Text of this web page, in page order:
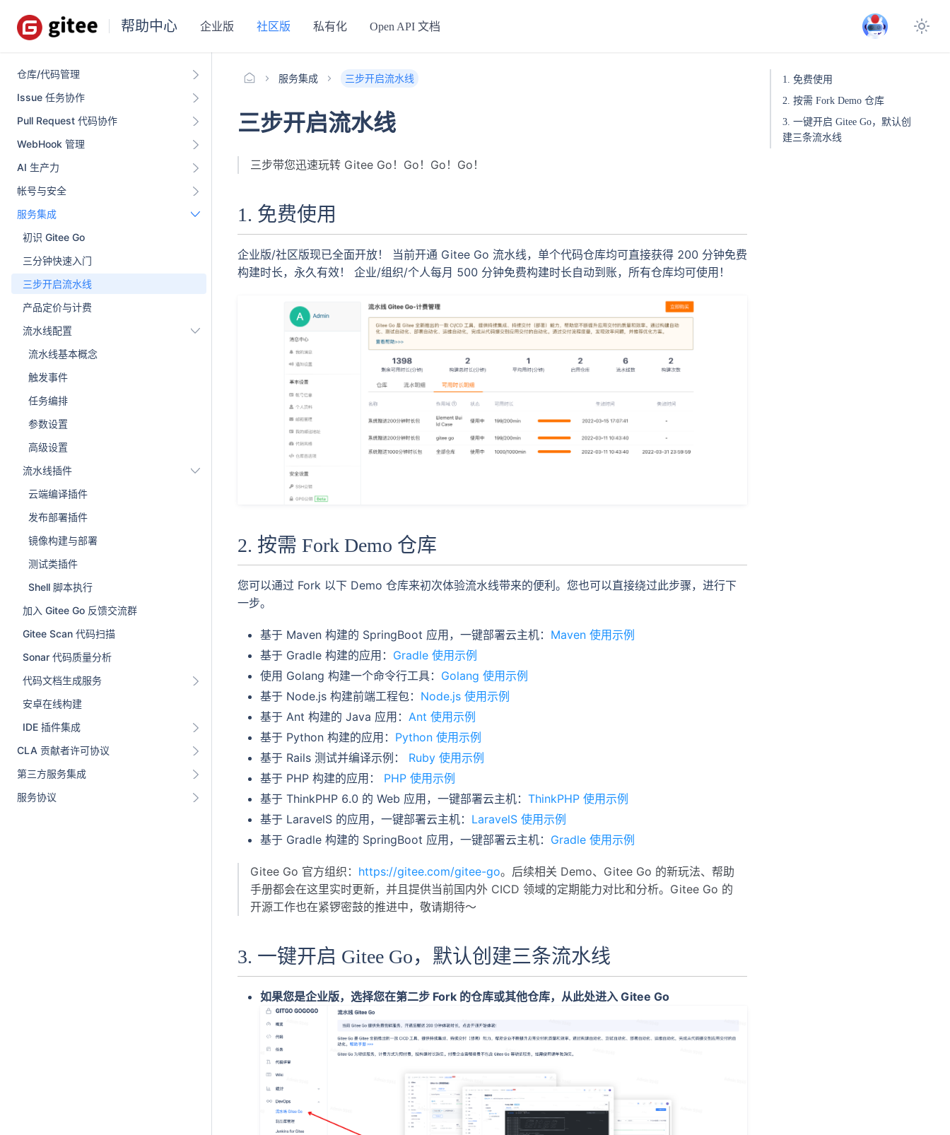
帮助中心 企业版 社区版 私有化 Open API 文档
仓库/代码管理
Issue 任务协作
Pull Request 代码协作
WebHook 管理
AI 生产力
帐号与安全
服务集成
初识 Gitee Go
三分钟快速入门
三步开启流水线
产品定价与计费
流水线配置
流水线基本概念
触发事件
任务编排
参数设置
高级设置
流水线插件
云端编译插件
发布部署插件
镜像构建与部署
测试类插件
Shell 脚本执行
加入 Gitee Go 反馈交流群
Gitee Scan 代码扫描
Sonar 代码质量分析
代码文档生成服务
安卓在线构建
IDE 插件集成
CLA 贡献者许可协议
第三方服务集成
服务协议
服务集成 三步开启流水线
三步开启流水线
三步带您迅速玩转 Gitee Go！Go！Go！Go！
1. 免费使用
企业版/社区版现已全面开放！ 当前开通 Gitee Go 流水线，单个代码仓库均可直接获得 200 分钟免费
构建时长，永久有效！ 企业/组织/个人每月 500 分钟免费构建时长自动到账，所有仓库均可使用！
2. 按需 Fork Demo 仓库
您可以通过 Fork 以下 Demo 仓库来初次体验流水线带来的便利。您也可以直接绕过此步骤，进行下
一步。
基于 Maven 构建的 SpringBoot 应用，一键部署云主机： Maven 使用示例
基于 Gradle 构建的应用： Gradle 使用示例
使用 Golang 构建一个命令行工具： Golang 使用示例
基于 Node.js 构建前端工程包： Node.js 使用示例
基于 Ant 构建的 Java 应用： Ant 使用示例
基于 Python 构建的应用： Python 使用示例
基于 Rails 测试并编译示例： Ruby 使用示例
基于 PHP 构建的应用： PHP 使用示例
基于 ThinkPHP 6.0 的 Web 应用，一键部署云主机： ThinkPHP 使用示例
基于 LaravelS 的应用，一键部署云主机： LaravelS 使用示例
基于 Gradle 构建的 SpringBoot 应用，一键部署云主机： Gradle 使用示例
Gitee Go 官方组织： https://gitee.com/gitee-go。后续相关 Demo、Gitee Go 的新玩法、帮助
手册都会在这里实时更新，并且提供当前国内外 CICD 领域的定期能力对比和分析。Gitee Go 的
开源工作也在紧锣密鼓的推进中，敬请期待～
3. 一键开启 Gitee Go，默认创建三条流水线
如果您是企业版，选择您在第二步 Fork 的仓库或其他仓库，从此处进入 Gitee Go
1. 免费使用
2. 按需 Fork Demo 仓库
3. 一键开启 Gitee Go，默认创
建三条流水线